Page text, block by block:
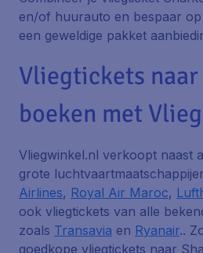
en/of huurauto en bespaar
een geweldige pakket
Vliegtickets
boeken met
Vliegwinkel.nl verkoopt naast
grote
Airlines, Royal Air Maroc,
ook vliegtickets van alle
zoals Transavia en Ryanair..
goedkope vliegtickets naar